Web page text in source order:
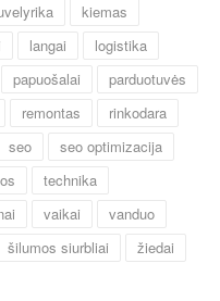
kiemas
langai
logistika
papuošalai
parduotuvės
remontas
rinkodara
seo
seo optimizacija
technika
vaikai
vanduo
šilumos siurbliai žiedai